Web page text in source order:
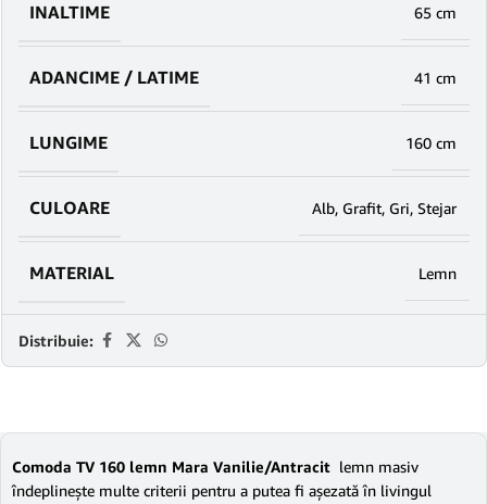
INALTIME 65 cm
ADANCIME / LATIME 41 cm
LUNGIME 160 cm
CULOARE Alb, Grafit, Gri, Stejar
MATERIAL Lemn
Distribuie:
Comoda TV 160 lemn Mara Vanilie/Antracit lemn masiv
îndeplinește multe criterii pentru a putea fi așezată în livingul